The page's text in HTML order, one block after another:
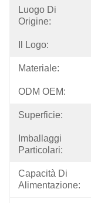
Luogo Di
Origine:
Il Logo:
Materiale:
ODM OEM:
Superficie:
Imballaggi
Particolari:
Capacità Di
Alimentazione: